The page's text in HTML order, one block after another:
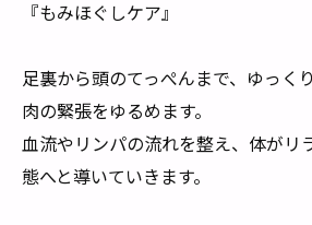
『もみほぐしケア』
足裏から頭のてっぺんまで、ゆっく
肉の緊張をゆるめます。
血流やリンパの流れを整え、体がリ
態へと導いていきます。